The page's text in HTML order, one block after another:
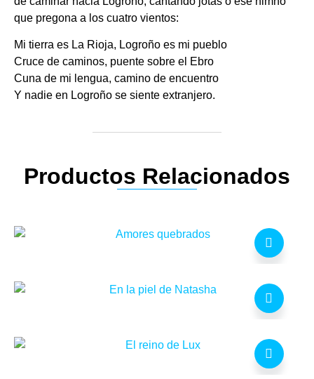
que pregona a los cuatro vientos:
Mi tierra es La Rioja, Logroño es mi pueblo
Cruce de caminos, puente sobre el Ebro
Cuna de mi lengua, camino de encuentro
Y nadie en Logroño se siente extranjero.
Productos Relacionados